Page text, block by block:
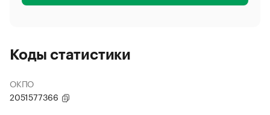
Коды статистики
ОКПО
2051577366